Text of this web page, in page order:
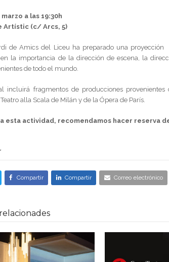
a las 19:30h
Artístic (c/ Arcs, 5)
de Amics del Liceu ha preparado una
la importancia de la dirección de escena, la
de todo el mundo.
incluirá fragmentos de producciones
alla Scala de Milán y de la Ópera de París.
esta actividad, recomendamos hacer reserva
Compartir Compartir Correo electrónico